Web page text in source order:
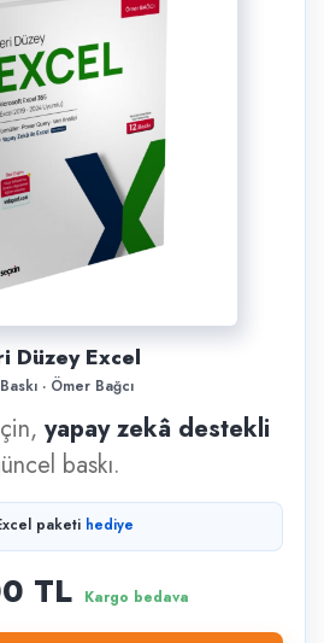
Düzey Excel
· Ömer Bağcı
yapay zekâ destekli
baskı.
paketi hediye
TL Kargo bedava